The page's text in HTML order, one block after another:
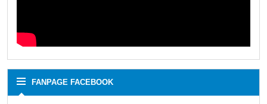
FANPAGE FACEBOOK